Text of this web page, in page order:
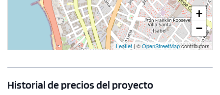
+
−
Leaflet| ©OpenStreetMapcontributors
Historial de precios del proyecto